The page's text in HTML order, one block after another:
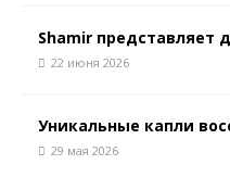
Shamir представляет
22 июня 2026
Уникальные капли
29 мая 2026